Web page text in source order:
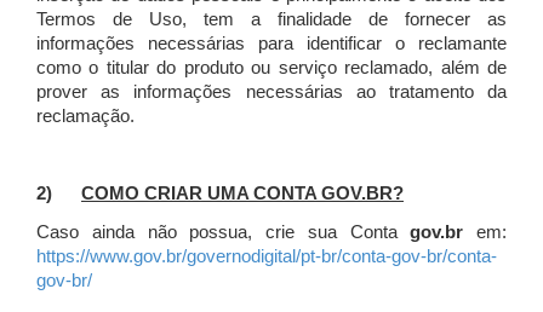
Termos de Uso, tem a finalidade de fornecer as
informações necessárias para identificar o reclamante
como o titular do produto ou serviço reclamado, além de
prover as informações necessárias ao tratamento da
reclamação.
2) COMO CRIAR UMA CONTA GOV.BR?
Caso ainda não possua, crie sua Contagov.br em:
https://www.gov.br/governodigital/pt-br/conta-gov-br/conta-
gov-br/